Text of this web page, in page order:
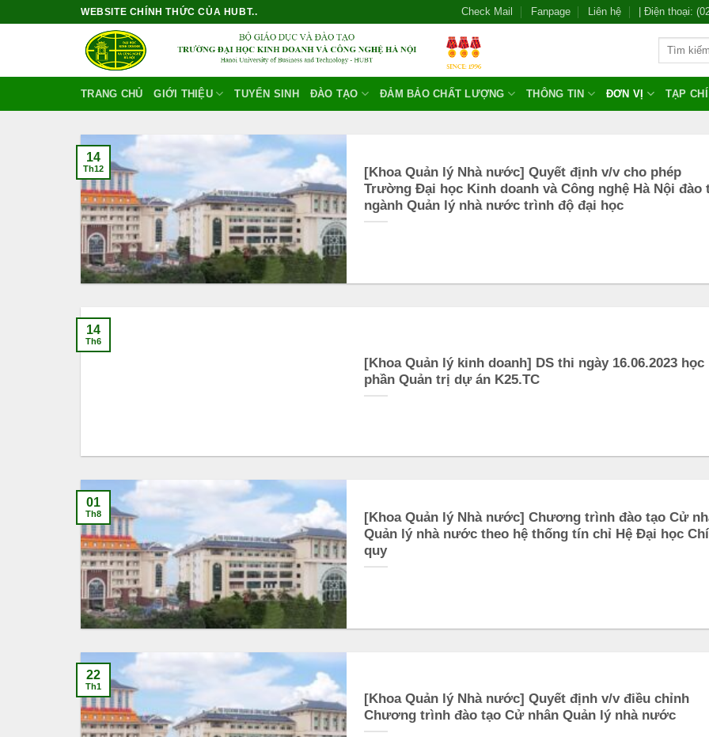
WEBSITE CHÍNH THỨC CỦA HUBT.. Check Mail Fanpage Liên hệ | Điện thoại:
TRANG CHỦ GIỚI THIỆU TUYỂN SINH ĐÀO TẠO ĐẢM BẢO CHẤT LƯỢNG THÔNG TIN ĐƠN VỊ TẠP
[Khoa Quản lý Nhà nước] Quyết định v/v cho phép
Trường Đại học Kinh doanh và Công nghệ Hà Nội đào
ngành Quản lý nhà nước trình độ đại học
14
Th12
[Khoa Quản lý kinh doanh] DS thi ngày 16.06.2023 học
phần Quản trị dự án K25.TC
14
Th6
[Khoa Quản lý Nhà nước] Chương trình đào tạo Cử
Quản lý nhà nước theo hệ thống tín chỉ Hệ Đại học
quy
01
Th8
[Khoa Quản lý Nhà nước] Quyết định v/v điều chỉnh
Chương trình đào tạo Cử nhân Quản lý nhà nước
22
Th1